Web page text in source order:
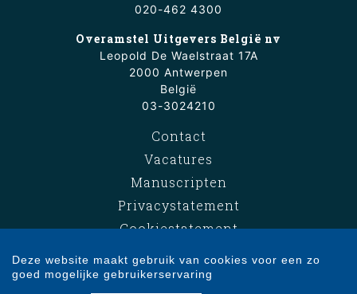
020-462 4300
Overamstel Uitgevers België nv
Leopold De Waelstraat 17A
2000 Antwerpen
België
03-3024210
Contact
Vacatures
Manuscripten
Privacystatement
Cookiestatement
Deze website maakt gebruik van cookies voor een zo
goed mogelijke gebruikerservaring